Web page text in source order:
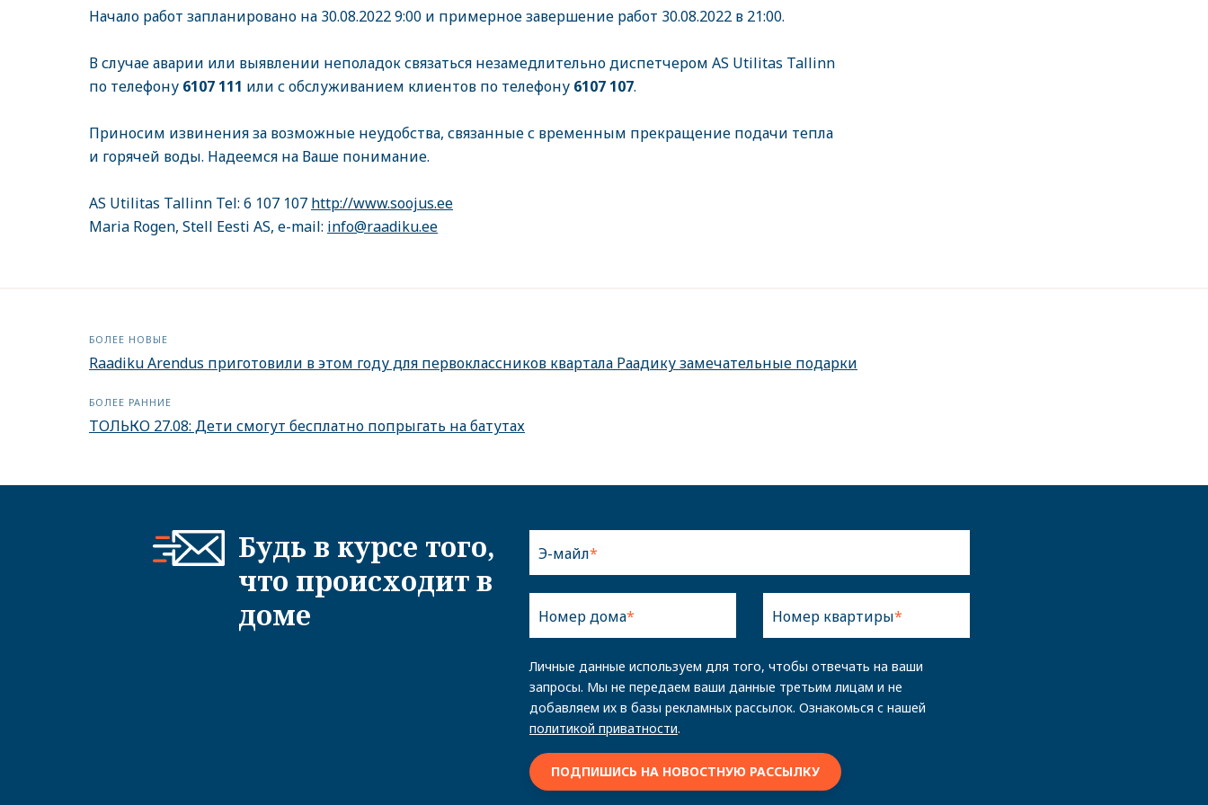
Начало работ запланировано на 30.08.2022 9:00 и примерное завершение работ 30.08.2022 в 21:00.
В случае аварии или выявлении неполадок связаться незамедлительно диспетчером AS Utilitas Tallinn
по телефону 6107 111 или с обслуживанием клиентов по телефону 6107 107.
Приносим извинения за возможные неудобства, связанные с временным прекращение подачи тепла
и горячей воды. Надеемся на Ваше понимание.
AS Utilitas Tallinn Tel: 6 107 107 http://www.soojus.ee
Maria Rogen, Stell Eesti AS, e-mail: info@raadiku.ee
БОЛЕЕ НОВЫЕ
Raadiku Arendus приготовили в этом году для первоклассников квартала Раадику замечательные подарки
БОЛЕЕ РАННИЕ
ТОЛЬКО 27.08: Дети смогут бесплатно попрыгать на батутах
Будь в курсе того,
что происходит в
доме
Э-майл
Номер дома Номер квартиры
Личные данные используем для того, чтобы отвечать на ваши
запросы. Мы не передаем ваши данные третьим лицам и не
добавляем их в базы рекламных рассылок. Ознакомься с нашей
политикой приватности.